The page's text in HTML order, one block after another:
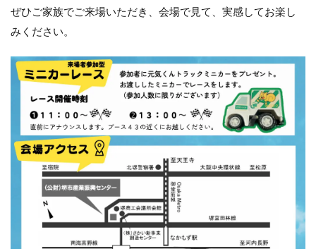
ぜひご家族でご来場いただき、会場で見て、実感してお楽し
みください。